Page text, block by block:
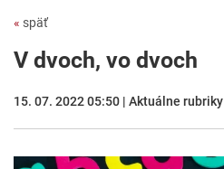
« späť
V dvoch, vo dvoch
15. 07. 2022 05:50 | Aktuálne rubriky